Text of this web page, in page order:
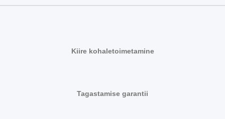
Kiire kohaletoimetamine
Tagastamise garantii